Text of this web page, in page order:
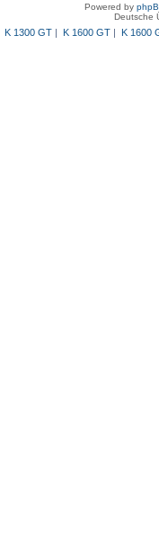
Powered by
Deutsche
K 1300 GT| K 1600 GT| K 1600